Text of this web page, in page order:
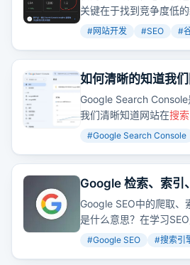
关键在于找到竞争度低
域名，并确保网站内容
#网站开发 #SEO #
如何清晰的知道我
表现：Google
门讲解
Google Search
我们清晰知道网站在搜索
站点地图，我们可以加
性地优化网站，提高搜索
#Google Search Console
Google 检索、索引、
理！ 2025教学
Google SEO中的爬取、
是什么意思？在学习
下谷歌
搜索引擎的运作
#Google SEO #搜索引